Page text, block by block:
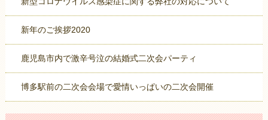
新年のご挨拶2020
鹿児島市内で激辛号泣の結婚式二次会パーティ
博多駅前の二次会会場で愛情いっぱいの二次会開催